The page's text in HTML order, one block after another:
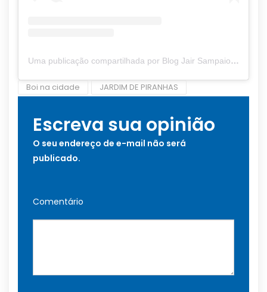
Uma publicação compartilhada por Blog Jair Sampaio (@blogjairsampaio_)
Boi na cidade JARDIM DE PIRANHAS
Escreva sua opinião
O seu endereço de e-mail não será
publicado.
Comentário